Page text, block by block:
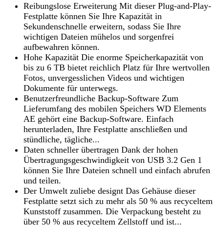
Reibungslose Erweiterung Mit dieser Plug-and-Play-
Festplatte können Sie Ihre Kapazität in
Sekundenschnelle erweitern, sodass Sie Ihre
wichtigen Dateien mühelos und sorgenfrei
aufbewahren können.
Hohe Kapazität Die enorme Speicherkapazität von
bis zu 6 TB bietet reichlich Platz für Ihre wertvollen
Fotos, unvergesslichen Videos und wichtigen
Dokumente für unterwegs.
Benutzerfreundliche Backup-Software Zum
Lieferumfang des mobilen Speichers WD Elements
AE gehört eine Backup-Software. Einfach
herunterladen, Ihre Festplatte anschließen und
stündliche, tägliche...
Daten schneller übertragen Dank der hohen
Übertragungsgeschwindigkeit von USB 3.2 Gen 1
können Sie Ihre Dateien schnell und einfach abrufen
und teilen.
Der Umwelt zuliebe designt Das Gehäuse dieser
Festplatte setzt sich zu mehr als 50 % aus recyceltem
Kunststoff zusammen. Die Verpackung besteht zu
über 50 % aus recyceltem Zellstoff und ist...